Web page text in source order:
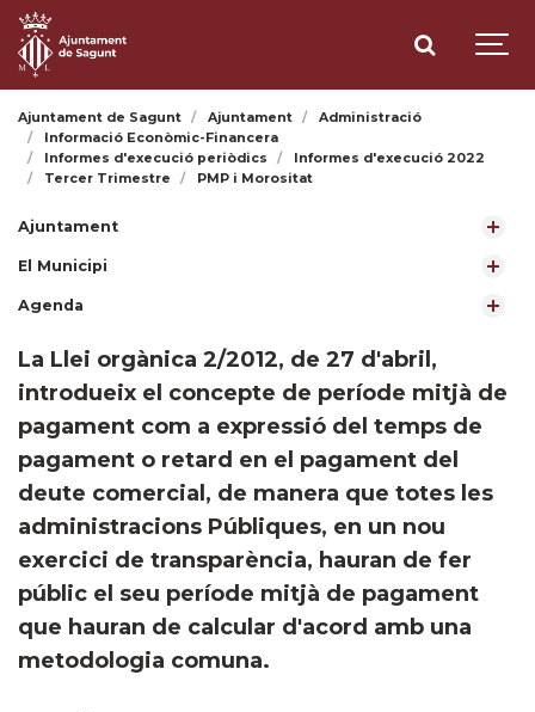
Ajuntament de Sagunt Ajuntament
Administració
Informació Econòmic-Financera
Informes d'execució periòdics
Informes d'execució 2022
Tercer Trimestre
PMP i Morositat
Ajuntament
El Municipi
Agenda
​La Llei orgànica 2/2012, de 27 d'abril,
introdueix el concepte de període mitjà de
pagament com a expressió del temps de
pagament o retard en el pagament del
deute comercial, de manera que totes les
administracions Públiques, en un nou
exercici de transparència, hauran de fer
públic el seu període mitjà de pagament
que hauran de calcular d'acord amb una
metodologia comuna.